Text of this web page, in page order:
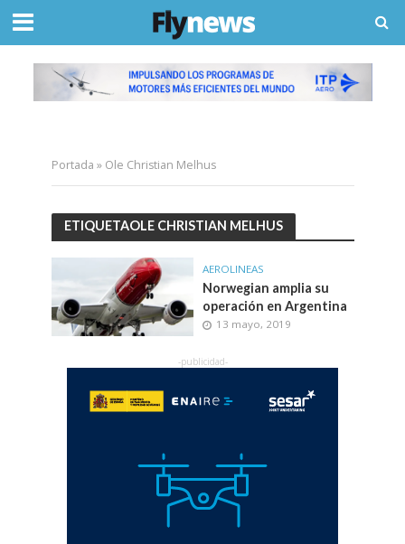
Portada » Ole Christian Melhus
ETIQUETAOLE CHRISTIAN MELHUS
AEROLINEAS
Norwegian amplia su
operación en Argentina
13 mayo, 2019